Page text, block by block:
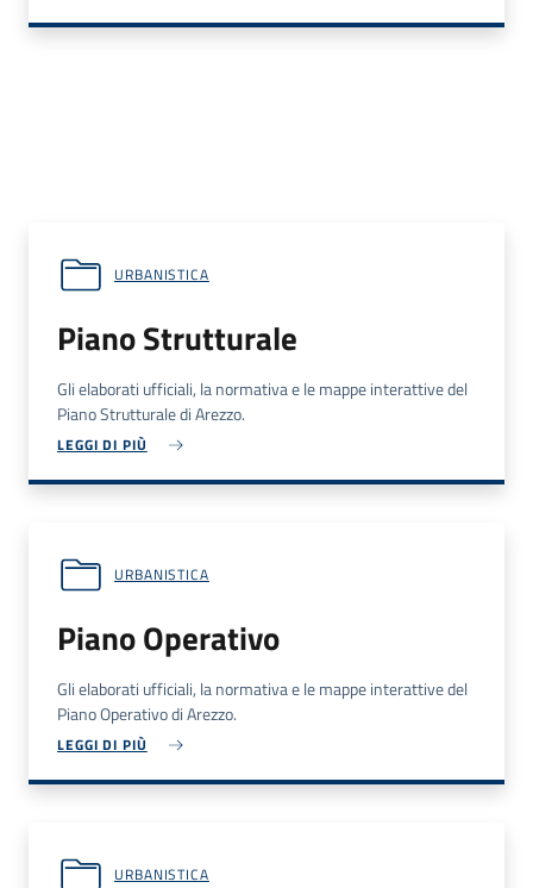
URBANISTICA
Piano Strutturale
Gli elaborati ufficiali, la normativa e le mappe interattive del
Piano Strutturale di Arezzo.
LEGGI DI PIÙ
URBANISTICA
Piano Operativo
Gli elaborati ufficiali, la normativa e le mappe interattive del
Piano Operativo di Arezzo.
LEGGI DI PIÙ
URBANISTICA